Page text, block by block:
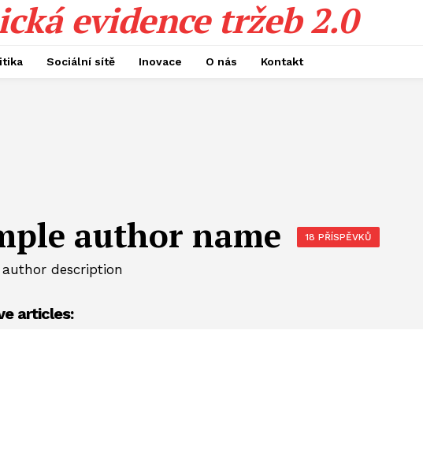
evidence tržeb 2.0
Sociální sítě Inovace O nás Kontakt
author name 18 PŘÍSPĚVKŮ
description
articles: